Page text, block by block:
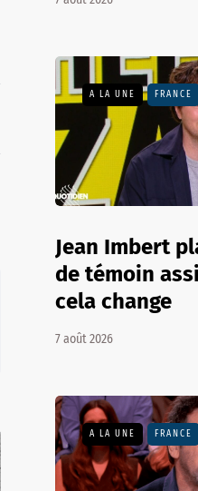
A LA UNE FRANCE
Jean Imbert
de témoin
cela change
7 août 2026
A LA UNE FRANCE